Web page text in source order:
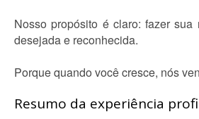
Nosso propósito é claro: fazer sua
desejada e reconhecida.
Porque quando você cresce, nós
Resumo da experiência